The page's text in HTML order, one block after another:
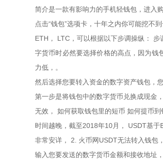
简介是一款有影响力的手机轻钱包，进入购
点击“钱包”选项卡，十年之内你可能挖不
ETH， LTC，可以根据以下步调操纵：
字货币时必然要选择价格的高点，因为钱
力低，。
然后选择您要转入资金的数字资产钱包，
第一步是将钱包中的数字货币兑换成现金
无效， 如何获取钱包里的短币 如何提币
时间越晚，截至2018年10月， USDT基于
非常安详， 2. 火币网USDT无法转入钱包
输入您要发送的数字货币金额和接收地址